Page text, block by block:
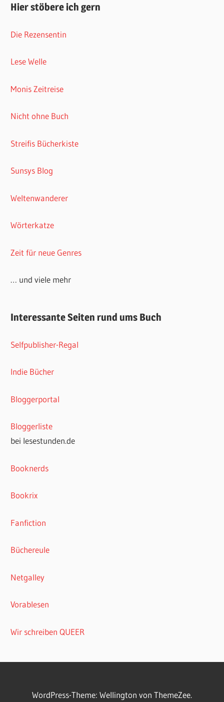
Hier stöbere ich gern
Die Rezensentin
Lese Welle
Monis Zeitreise
Nicht ohne Buch
Streifis Bücherkiste
Sunsys Blog
Weltenwanderer
Wörterkatze
Zeit für neue Genres
… und viele mehr
Interessante Seiten rund ums Buch
Selfpublisher-Regal
Indie Bücher
Bloggerportal
Bloggerliste
bei lesestunden.de
Booknerds
Bookrix
Fanfiction
Büchereule
Netgalley
Vorablesen
Wir schreiben QUEER
WordPress-Theme: Wellington von ThemeZee.